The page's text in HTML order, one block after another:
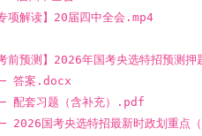
解读】20届四中全会.mp4
预测】2026年国考央选特招预测押
案.docx
习题（含补充）.pdf
国考央选特招最新时政划重点（整